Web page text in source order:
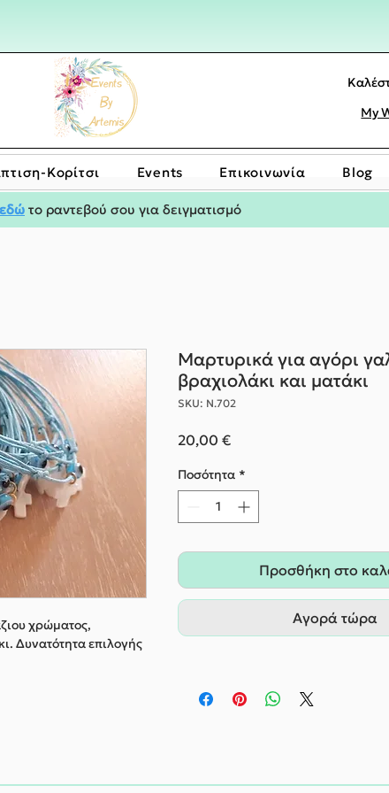
My
Κορίτσι Events Επικοινωνία Blog
εδώ το ραντεβού σου για δειγματισμό
χρώματος,
Δυνατότητα επιλογής
Μαρτυρικά για αγόρι
βραχιολάκι και ματάκι
SKU: Ν.702
20,00 €Τιμή
Ποσότητα *
Προσθήκη στο
Αγορά τώρα